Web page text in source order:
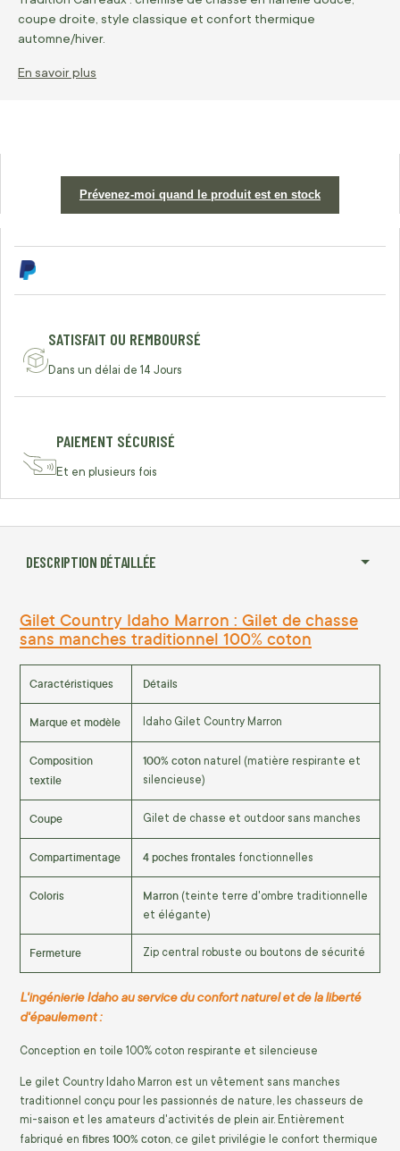
coupe droite, style classique et confort thermique
automne/hiver.
En savoir plus
Prévenez-moi quand le produit est en stock
SATISFAIT OU REMBOURSÉ
Dans un délai de 14 Jours
PAIEMENT SÉCURISÉ
Et en plusieurs fois
DESCRIPTION DÉTAILLÉE
Gilet Country Idaho Marron : Gilet de chasse
sans manches traditionnel 100% coton
Caractéristiques Détails
Marque et modèle Idaho Gilet Country Marron
Composition
textile
100% coton naturel (matière respirante et
silencieuse)
Coupe Gilet de chasse et outdoor sans manches
Compartimentage 4 poches frontales fonctionnelles
Coloris Marron (teinte terre d'ombre traditionnelle
et élégante)
Fermeture Zip central robuste ou boutons de sécurité
L'ingénierie Idaho au service du confort naturel et de la liberté
d'épaulement :
Conception en toile 100% coton respirante et silencieuse
Le gilet Country Idaho Marron est un vêtement sans manches
traditionnel conçu pour les passionnés de nature, les chasseurs de
mi-saison et les amateurs d'activités de plein air. Entièrement
fabriqué en fibres 100% coton , ce gilet privilégie le confort thermique